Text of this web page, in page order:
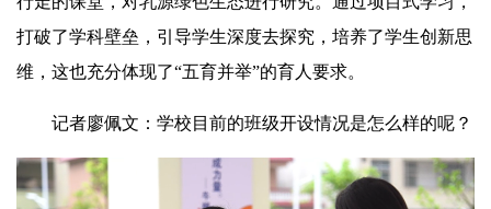
打破了学科壁垒，引导学生深度去探究，培养了学生创新思
维，这也充分体现了“五育并举”的育人要求。
记者廖佩文：学校目前的班级开设情况是怎么样的呢？